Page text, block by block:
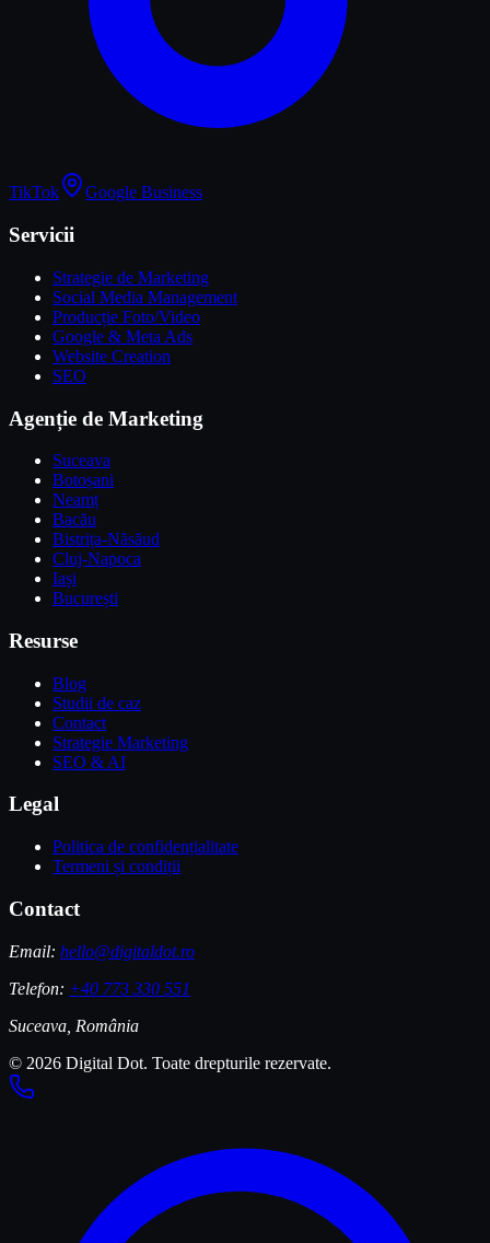
TikTok Google Business
Servicii
Strategie de Marketing
Social Media Management
Producție Foto/Video
Google & Meta Ads
Website Creation
SEO
Agenție de Marketing
Suceava
Botoșani
Neamț
Bacău
Bistrița-Năsăud
Cluj-Napoca
Iași
București
Resurse
Blog
Studii de caz
Contact
Strategie Marketing
SEO & AI
Legal
Politica de confidențialitate
Termeni și condiții
Contact
Email: hello@digitaldot.ro
Telefon: +40 773 330 551
Suceava, România
© 2026 Digital Dot. Toate drepturile rezervate.